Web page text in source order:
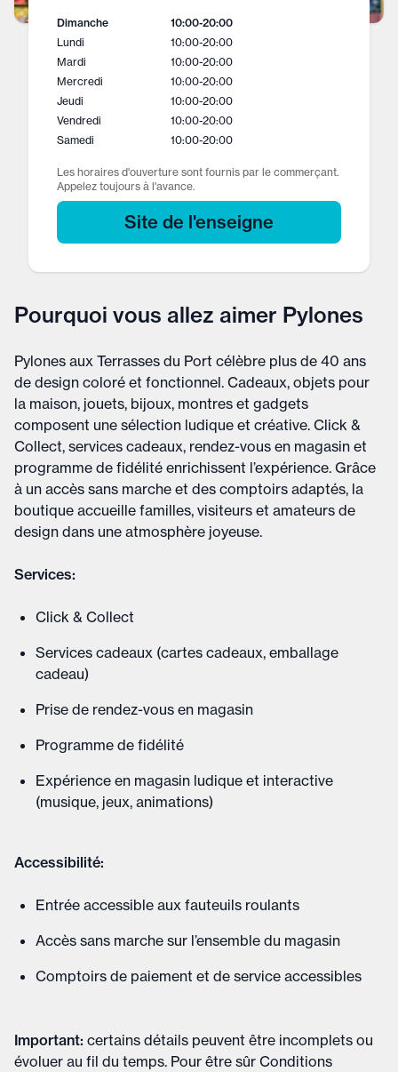
Dimanche 10:00-20:00
Lundi
10:00-20:00
Mardi
10:00-20:00
Mercredi
10:00-20:00
Jeudi
10:00-20:00
Vendredi
10:00-20:00
Samedi
10:00-20:00
Les horaires d'ouverture sont fournis par le commerçant.
Appelez toujours à l'avance.
Site de l'enseigne
Pourquoi vous allez aimer Pylones
Pylones aux Terrasses du Port célèbre plus de 40 ans
de design coloré et fonctionnel. Cadeaux, objets pour
la maison, jouets, bijoux, montres et gadgets
composent une sélection ludique et créative. Click &
Collect, services cadeaux, rendez-vous en magasin et
programme de fidélité enrichissent l’expérience. Grâce
à un accès sans marche et des comptoirs adaptés, la
boutique accueille familles, visiteurs et amateurs de
design dans une atmosphère joyeuse.
Services:
Click & Collect
Services cadeaux (cartes cadeaux, emballage
cadeau)
Prise de rendez-vous en magasin
Programme de fidélité
Expérience en magasin ludique et interactive
(musique, jeux, animations)
Accessibilité:
Entrée accessible aux fauteuils roulants
Accès sans marche sur l’ensemble du magasin
Comptoirs de paiement et de service accessibles
Important: certains détails peuvent être incomplets ou
évoluer au fil du temps. Pour être sûr Conditions